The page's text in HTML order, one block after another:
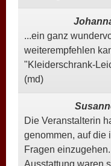
...ein ganz
weiterempfehlen
"Kleiderschrank-
(md)
Die Veranstalterin
genommen, auf die
Fragen
Ausstattung waren